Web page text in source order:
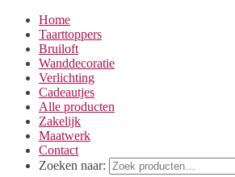
Home
Taarttoppers
Bruiloft
Wanddecoratie
Verlichting
Cadeautjes
Alle producten
Zakelijk
Maatwerk
Contact
Zoeken naar: